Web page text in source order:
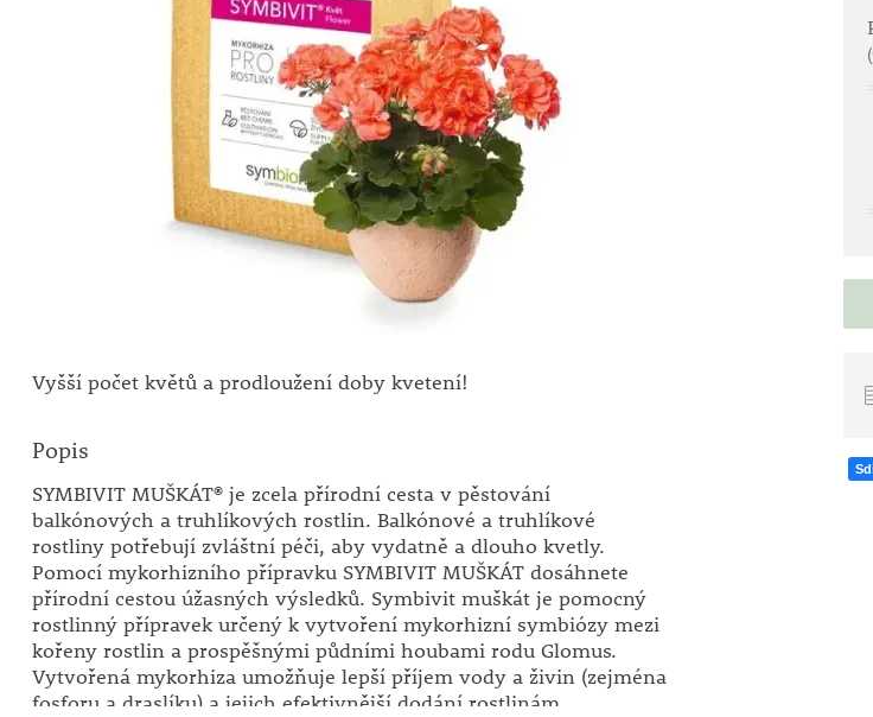
Vyšší počet květů a prodloužení doby kvetení!
Popis
SYMBIVIT MUŠKÁT® je zcela přírodní cesta v pěstování
balkónových a truhlíkových rostlin. Balkónové a truhlíkové
rostliny potřebují zvláštní péči, aby vydatně a dlouho kvetly.
Pomocí mykorhizního přípravku SYMBIVIT MUŠKÁT dosáhnete
přírodní cestou úžasných výsledků. Symbivit muškát je pomocný
rostlinný přípravek určený k vytvoření mykorhizní symbiózy mezi
kořeny rostlin a prospěšnými půdními houbami rodu Glomus.
Vytvořená mykorhiza umožňuje lepší příjem vody a živin (zejména
fosforu a draslíku) a jejich efektivnější dodání rostlinám.